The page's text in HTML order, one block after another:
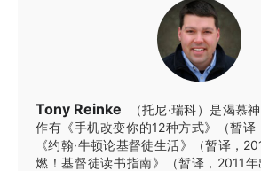
Tony Reinke
（托尼·瑞科）是渴慕
作有《手机改变你的12种方式》（暂译
《约翰·牛顿论基督徒生活》（暂译，
燃！基督徒读书指南》（暂译，2011